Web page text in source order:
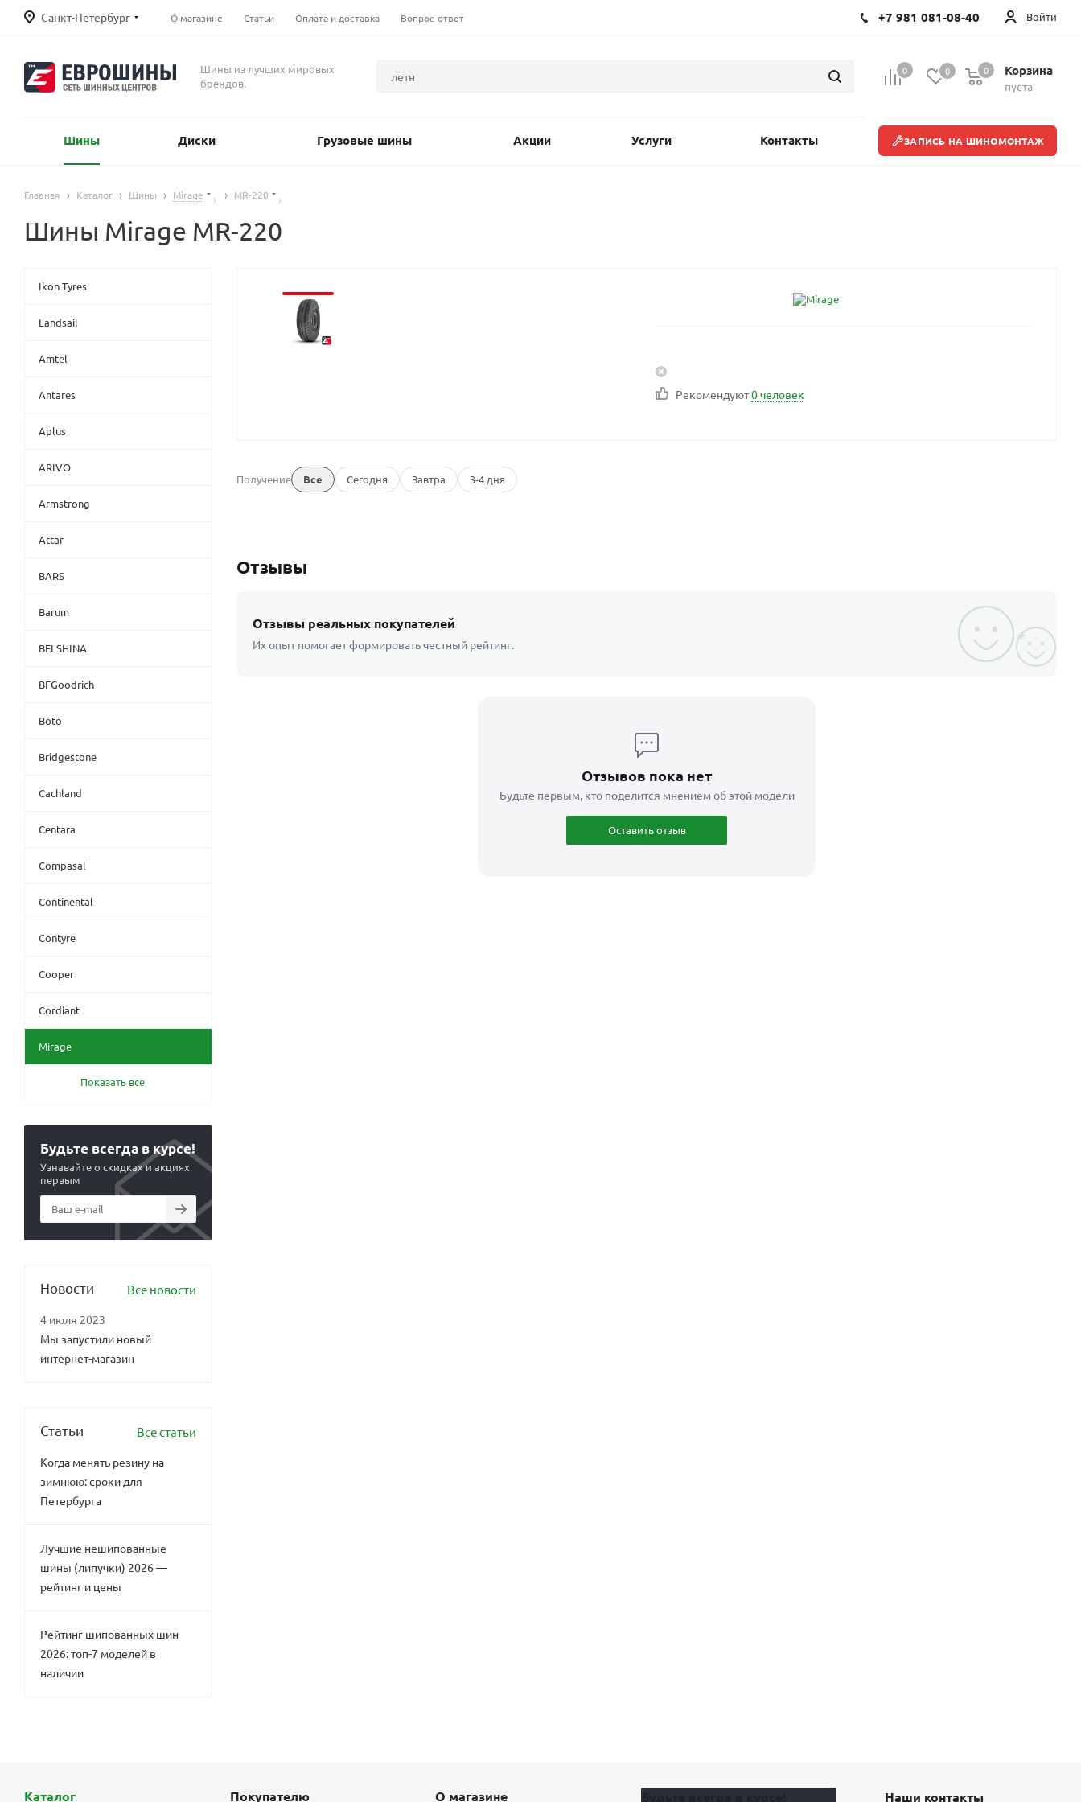
Санкт-Петербург О магазине Статьи Оплата и доставка Вопрос-ответ Войти
+7 981 081-08-40
Шины из лучших мировых
брендов.
0 0 Корзина
пуста
0
Шины Диски Грузовые шины Акции Услуги Контакты ЗАПИСЬ НА ШИНОМОНТАЖ
Главная Каталог Шины Mirage MR-220
Шины Mirage MR-220
Рекомендуют0 человек
Получение Все Сегодня Завтра 3-4 дня
Отзывы
Отзывы реальных покупателей
Их опыт помогает формировать честный рейтинг.
Отзывов пока нет
Будьте первым, кто поделится мнением об этой модели
Оставить отзыв
Ikon Tyres
Landsail
Amtel
Antares
Aplus
ARIVO
Armstrong
Attar
BARS
Barum
BELSHINA
BFGoodrich
Boto
Bridgestone
Cachland
Centara
Compasal
Continental
Contyre
Cooper
Cordiant
Mirage
Показать все
Будьте всегда в курсе!
Узнавайте о скидках и акциях
первым
Новости Все новости
4 июля 2023
Мы запустили новый
интернет-магазин
Статьи Все статьи
Когда менять резину на
зимнюю: сроки для
Петербурга
Лучшие нешипованные
шины (липучки) 2026 —
рейтинг и цены
Рейтинг шипованных шин
2026: топ-7 моделей в
наличии
Каталог Покупателю О магазине Наши контакты